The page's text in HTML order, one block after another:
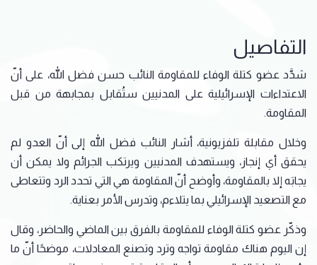
التفاصيل
شدَّد عضو كتلة الوفاء للمقاومة النائب حسن فضل الله، على أنّ
الاعتداءات الإسرائيلية على المدنيين ستُقابل بمجابهة من قبل
المقاومة.
وخلال مقابلة تلفزيونية، أشار النائب فضل الله إلى أنّ العدو لم
يحقق أي إنجاز، ويستهدف المدنيين ويرتكب الجرائم ولا يمكن أن
يجابَه إلا بالمقاومة، وأوضح أنّ المقاومة هي التي تحدد الرد وتتعاطى
مع التصعيد الإسرائيلي بما يتلاءم، وتدرس الأمر بعناية.
وذكّر عضو كتلة الوفاء للمقاومة بالفرق بين الماضي والحاضر، وقال
إن اليوم هناك مقاومة تواجه وترد وتصنع المعادلات، موضحًا أنّ ما